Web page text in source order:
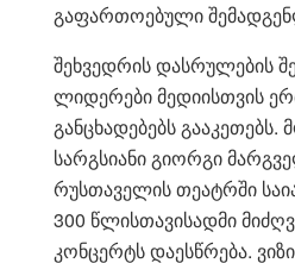
გაფართოებული
შეხვედრის დასრულების
ლიდერები მედიისთვის
განცხადებებს გააკეთებს.
სარგსიანი გიორგი
რუსთაველის თეატრში
300 წლისთავისადმი
კონცერტს დაესწრება.